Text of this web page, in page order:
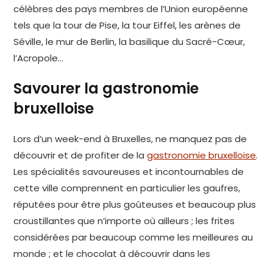
célèbres des pays membres de l’Union européenne
tels que la tour de Pise, la tour Eiffel, les arènes de
Séville, le mur de Berlin, la basilique du Sacré-Cœur,
l’Acropole…
Savourer la gastronomie
bruxelloise
Lors d’un week-end à Bruxelles, ne manquez pas de
découvrir et de profiter de lagastronomie bruxelloise.
Les spécialités savoureuses et incontournables de
cette ville comprennent en particulier les gaufres,
réputées pour être plus goûteuses et beaucoup plus
croustillantes que n’importe où ailleurs ; les frites
considérées par beaucoup comme les meilleures au
monde ; et le chocolat à découvrir dans les